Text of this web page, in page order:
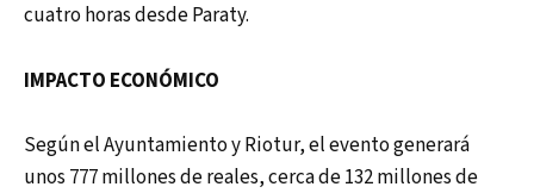
cuatro horas desde Paraty.
IMPACTO ECONÓMICO
Según el Ayuntamiento y Riotur, el evento generará
unos 777 millones de reales, cerca de 132 millones de